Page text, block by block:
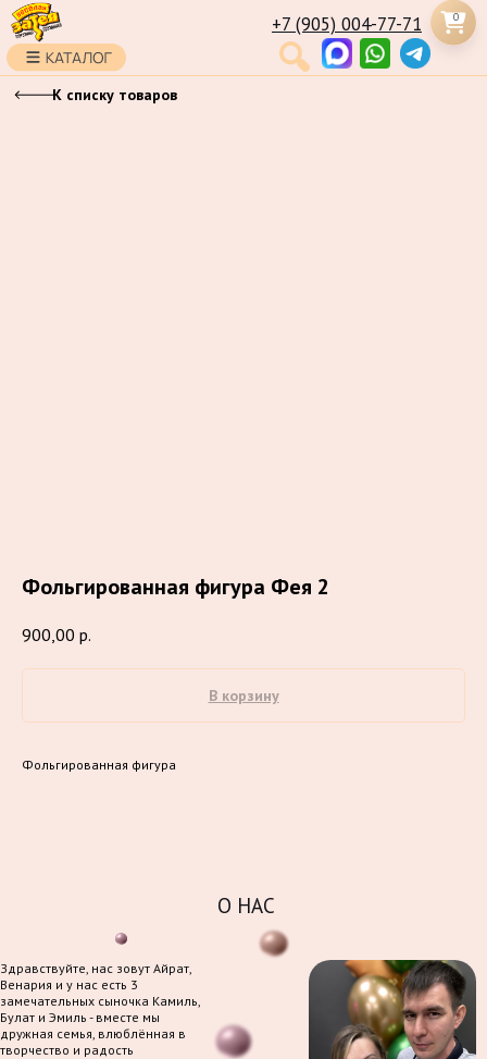
0
+7 (905) 004-77-71
К списку товаров
Фольгированная фигура Фея 2
900,00 р.
В корзину
Фольгированная фигура
О НАС
Здравствуйте, нас зовут Айрат,
Венария и у нас есть 3
замечательных сыночка Камиль,
Булат и Эмиль - вместе мы
дружная семья, влюблённая в
творчество и радость